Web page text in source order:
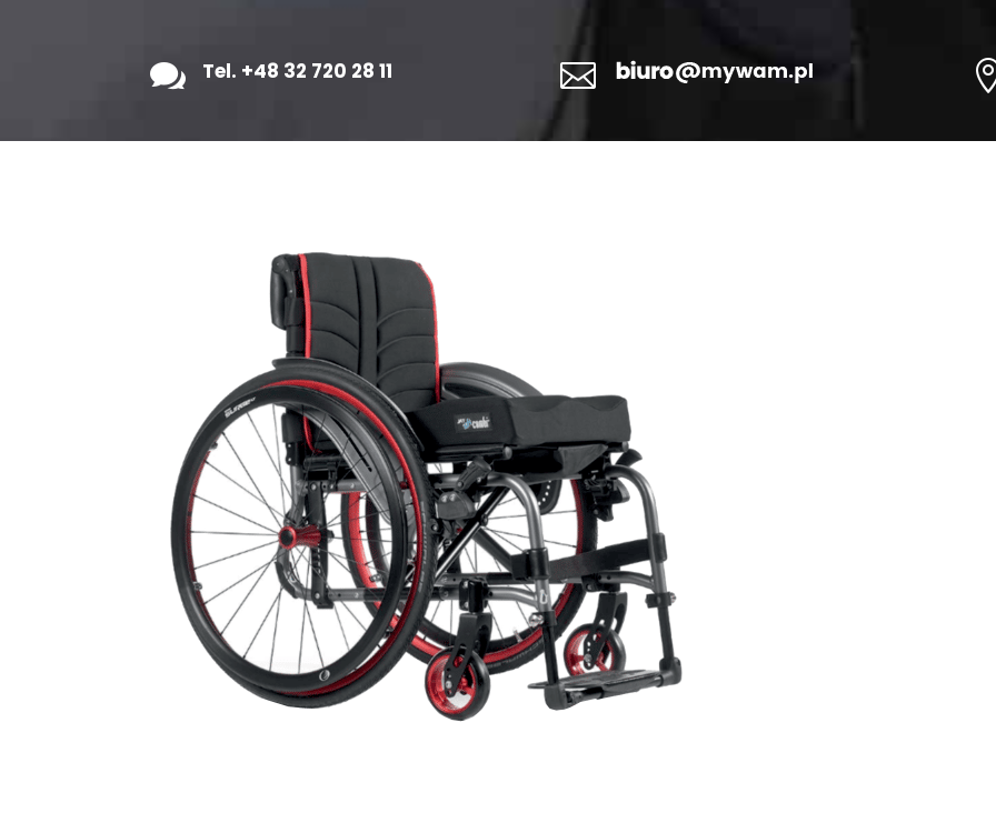
 Tel. +48 32 720 28 11 